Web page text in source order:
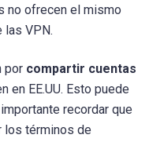
no ofrecen el mismo
las VPN.
por compartir cuentas
en EE.UU. Esto puede
recordar que
los términos de